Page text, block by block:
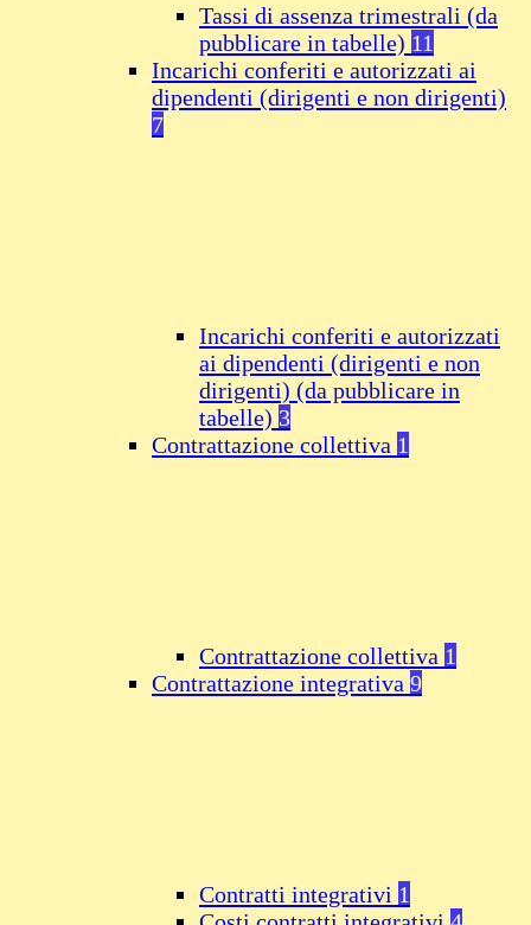
Tassi di assenza trimestrali (da
pubblicare in tabelle) 11
Incarichi conferiti e autorizzati ai
dipendenti (dirigenti e non dirigenti)
7
Incarichi conferiti e autorizzati
ai dipendenti (dirigenti e non
dirigenti) (da pubblicare in
tabelle) 3
Contrattazione collettiva 1
Contrattazione collettiva 1
Contrattazione integrativa 9
Contratti integrativi 1